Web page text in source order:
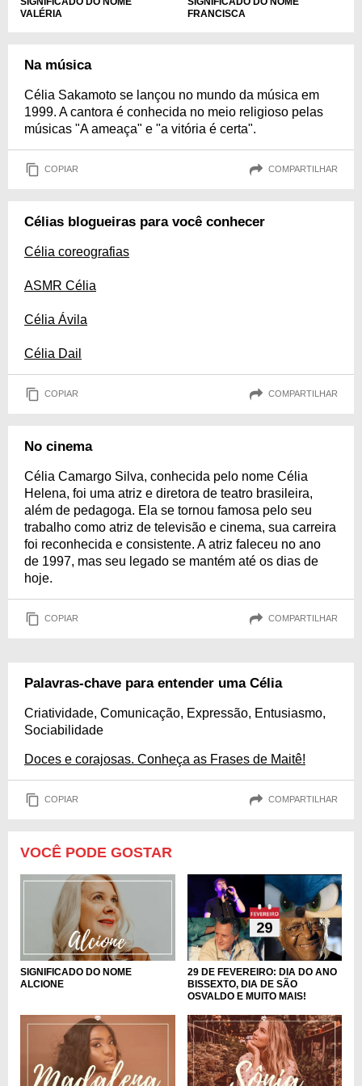
VALÉRIA
FRANCISCA
Na música
Célia Sakamoto se lançou no mundo da música em
1999. A cantora é conhecida no meio religioso pelas
músicas "A ameaça" e "a vitória é certa".
COPIAR COMPARTILHAR
Célias blogueiras para você conhecer
Célia coreografias
ASMR Célia
Célia Ávila
Célia Dail
COPIAR COMPARTILHAR
No cinema
Célia Camargo Silva, conhecida pelo nome Célia
Helena, foi uma atriz e diretora de teatro brasileira,
além de pedagoga. Ela se tornou famosa pelo seu
trabalho como atriz de televisão e cinema, sua carreira
foi reconhecida e consistente. A atriz faleceu no ano
de 1997, mas seu legado se mantém até os dias de
hoje.
COPIAR COMPARTILHAR
Palavras-chave para entender uma Célia
Criatividade, Comunicação, Expressão, Entusiasmo,
Sociabilidade
Doces e corajosas. Conheça as Frases de Maitê!
COPIAR COMPARTILHAR
VOCÊ PODE GOSTAR
SIGNIFICADO DO NOME
ALCIONE
29 DE FEVEREIRO: DIA DO ANO
BISSEXTO, DIA DE SÃO
OSVALDO E MUITO MAIS!